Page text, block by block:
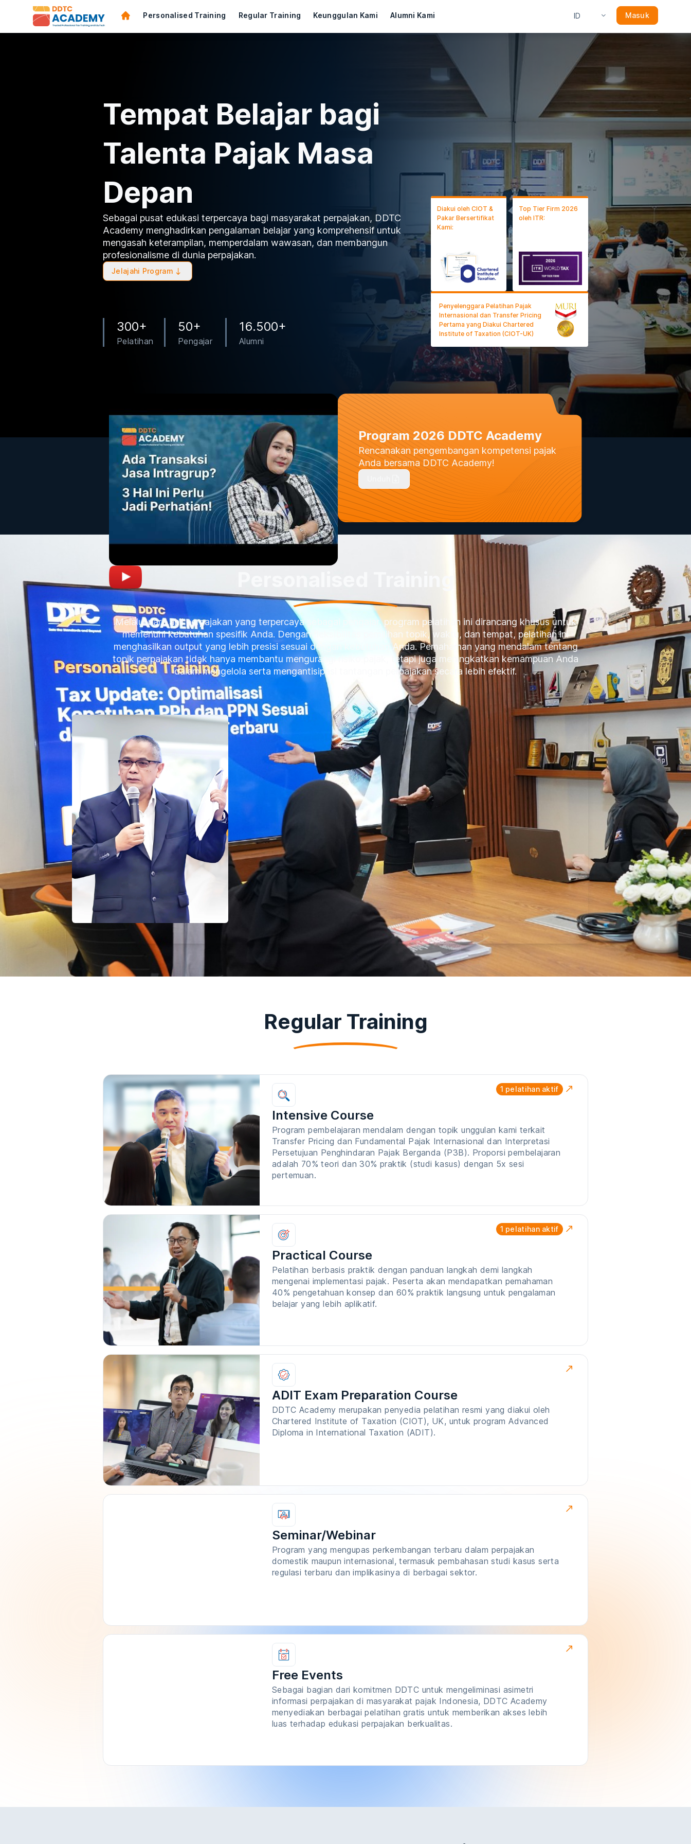
Personalised Training Regular Training Keunggulan Kami Alumni Kami Masuk
Tempat Belajar bagi
Talenta Pajak Masa
Depan
Sebagai pusat edukasi terpercaya bagi masyarakat perpajakan, DDTC
Academy menghadirkan pengalaman belajar yang komprehensif untuk
mengasah keterampilan, memperdalam wawasan, dan membangun
profesionalisme di dunia perpajakan.
Jelajahi Program
300+
Pelatihan
50+
Pengajar
16.500+
Alumni
Diakui oleh CIOT &
Pakar Bersertifikat
Kami:
Top Tier Firm 2026
oleh ITR:
Penyelenggara Pelatihan Pajak
Internasional dan Transfer Pricing
Pertama yang Diakui Chartered
Institute of Taxation (CIOT-UK)
Program 2026 DDTC Academy
Rencanakan pengembangan kompetensi pajak
Anda bersama DDTC Academy!
Melalui para ahli perpajakan yang terpercaya sebagai pengajar, program pelatihan ini dirancang khusus untuk
memenuhi kebutuhan spesifik Anda. Dengan fleksibilitas pemilihan topik, waktu, dan tempat, pelatihan ini
menghasilkan output yang lebih presisi sesuai dengan kebutuhan Anda. Pemahaman yang mendalam tentang
topik perpajakan tidak hanya membantu mengurangi risiko pajak, tetapi juga meningkatkan kemampuan Anda
dalam mengelola serta mengantisipasi tantangan perpajakan secara lebih efektif.
Regular Training
1 pelatihan aktif
Intensive Course
Program pembelajaran mendalam dengan topik unggulan kami terkait
Transfer Pricing dan Fundamental Pajak Internasional dan Interpretasi
Persetujuan Penghindaran Pajak Berganda (P3B). Proporsi pembelajaran
adalah 70% teori dan 30% praktik (studi kasus) dengan 5x sesi
pertemuan.
1 pelatihan aktif
Practical Course
Pelatihan berbasis praktik dengan panduan langkah demi langkah
mengenai implementasi pajak. Peserta akan mendapatkan pemahaman
40% pengetahuan konsep dan 60% praktik langsung untuk pengalaman
belajar yang lebih aplikatif.
ADIT Exam Preparation Course
DDTC Academy merupakan penyedia pelatihan resmi yang diakui oleh
Chartered Institute of Taxation (CIOT), UK, untuk program Advanced
Diploma in International Taxation (ADIT).
Seminar/Webinar
Program yang mengupas perkembangan terbaru dalam perpajakan
domestik maupun internasional, termasuk pembahasan studi kasus serta
regulasi terbaru dan implikasinya di berbagai sektor.
Free Events
Sebagai bagian dari komitmen DDTC untuk mengeliminasi asimetri
informasi perpajakan di masyarakat pajak Indonesia, DDTC Academy
menyediakan berbagai pelatihan gratis untuk memberikan akses lebih
luas terhadap edukasi perpajakan berkualitas.